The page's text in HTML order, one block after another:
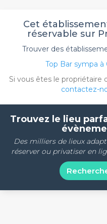
Cet
réservable sur
Trouver des
Top Bar sympa à
Si vous êtes le propriétaire
contactez-
Trouvez le lieu
Des milliers de lieux
réserver ou privatiser en